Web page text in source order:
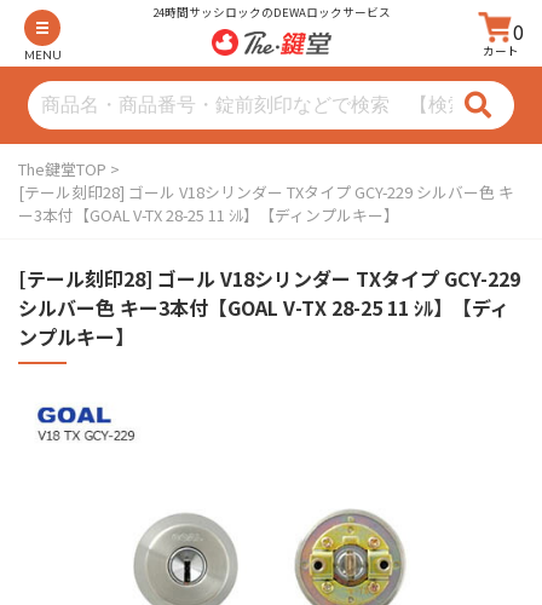
MENU
24時間サッシロックのDEWAロックサービス
0
カート
The鍵堂TOP
[テール刻印28] ゴール V18シリンダー TXタイプ GCY-229 シルバー色 キ
ー3本付【GOAL V-TX 28-25 11 ｼﾙ】【ディンプルキー】
[テール刻印28] ゴール V18シリンダー TXタイプ GCY-229
シルバー色 キー3本付【GOAL V-TX 28-25 11 ｼﾙ】【ディ
ンプルキー】